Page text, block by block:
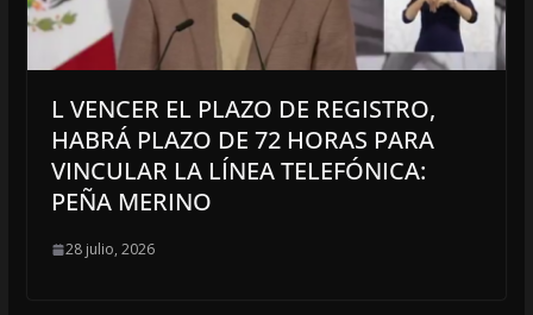
L VENCER EL PLAZO DE REGISTRO,
HABRÁ PLAZO DE 72 HORAS PARA
VINCULAR LA LÍNEA TELEFÓNICA:
PEÑA MERINO
28 julio, 2026